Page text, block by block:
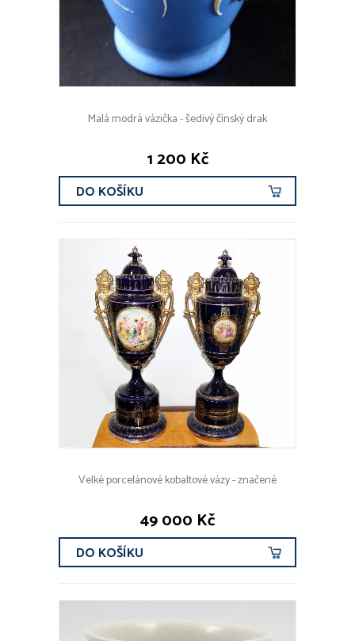
Malá modrá vázička - šedivý čínský drak
1 200 Kč
DO KOŠÍKU
Velké porcelánové kobaltové vázy - značené
49 000 Kč
DO KOŠÍKU